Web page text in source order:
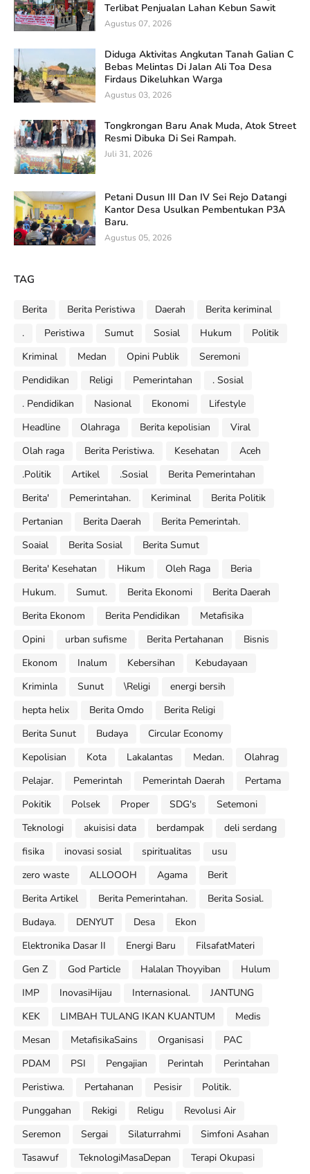
Terlibat Penjualan Lahan Kebun Sawit
Agustus 07, 2026
Diduga Aktivitas Angkutan Tanah Galian C
Bebas Melintas Di Jalan Ali Toa Desa
Firdaus Dikeluhkan Warga
Agustus 03, 2026
Tongkrongan Baru Anak Muda, Atok Street
Resmi Dibuka Di Sei Rampah.
Juli 31, 2026
Petani Dusun III Dan IV Sei Rejo Datangi
Kantor Desa Usulkan Pembentukan P3A
Baru.
Agustus 05, 2026
TAG
Berita Berita Peristiwa Daerah
Berita keriminal
.
Peristiwa Sumut Sosial Hukum
Politik
Kriminal
Medan Opini Publik
Seremoni
Pendidikan
Religi Pemerintahan
. Sosial
. Pendidikan
Nasional Ekonomi
Lifestyle
Headline
Olahraga Berita kepolisian
Viral
Olah raga
Berita Peristiwa. Kesehatan
Aceh
.Politik
Artikel .Sosial
Berita Pemerintahan
Berita'
Pemerintahan. Keriminal
Berita Politik
Pertanian
Berita Daerah
Berita Pemerintah.
Soaial
Berita Sosial
Berita Sumut
Berita' Kesehatan
Hikum Oleh Raga
Beria
Hukum.
Sumut. Berita Ekonomi
Berita Daerah
Berita Ekonom
Berita Pendidikan
Metafisika
Opini
urban sufisme Berita Pertahanan
Bisnis
Ekonom
Inalum Kebersihan
Kebudayaan
Kriminla
Sunut \Religi
energi bersih
hepta helix
Berita Omdo
Berita Religi
Berita Sunut
Budaya
Circular Economy
Kepolisian
Kota Lakalantas Medan.
Olahrag
Pelajar.
Pemerintah Pemerintah Daerah
Pertama
Pokitik
Polsek Proper SDG's
Setemoni
Teknologi
akuisisi data berdampak
deli serdang
fisika
inovasi sosial spiritualitas
usu
zero waste
ALLOOOH Agama
Berit
Berita Artikel
Berita Pemerintahan.
Berita Sosial.
Budaya.
DENYUT Desa
Ekon
Elektronika Dasar II
Energi Baru
FilsafatMateri
Gen Z
God Particle Halalan Thoyyiban
Hulum
IMP
InovasiHijau Internasional.
JANTUNG
KEK
LIMBAH TULANG IKAN KUANTUM
Medis
Mesan
MetafisikaSains Organisasi
PAC
PDAM
PSI Pengajian Perintah
Perintahan
Peristiwa.
Pertahanan Pesisir
Politik.
Punggahan
Rekigi Religu
Revolusi Air
Seremon
Sergai Silaturrahmi
Simfoni Asahan
Tasawuf
TeknologiMasaDepan
Terapi Okupasi